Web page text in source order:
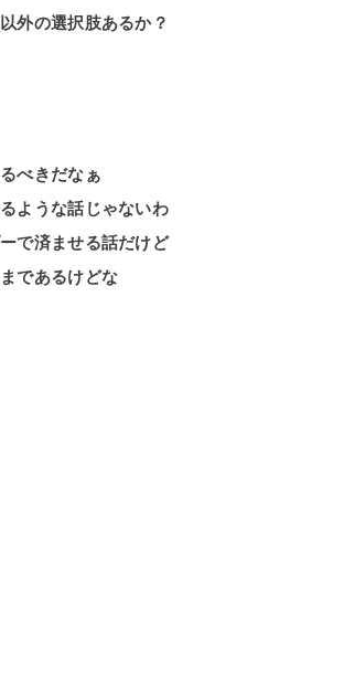
外の選択肢あるか？
べきだなぁ
ような話じゃないわ
で済ませる話だけど
であるけどな